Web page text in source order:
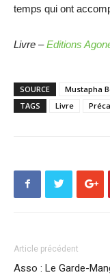
temps qui ont
Livre –Editions
SOURCE
Mustapha
TAGS
Livre
Article précédent
Asso : Le Garde-